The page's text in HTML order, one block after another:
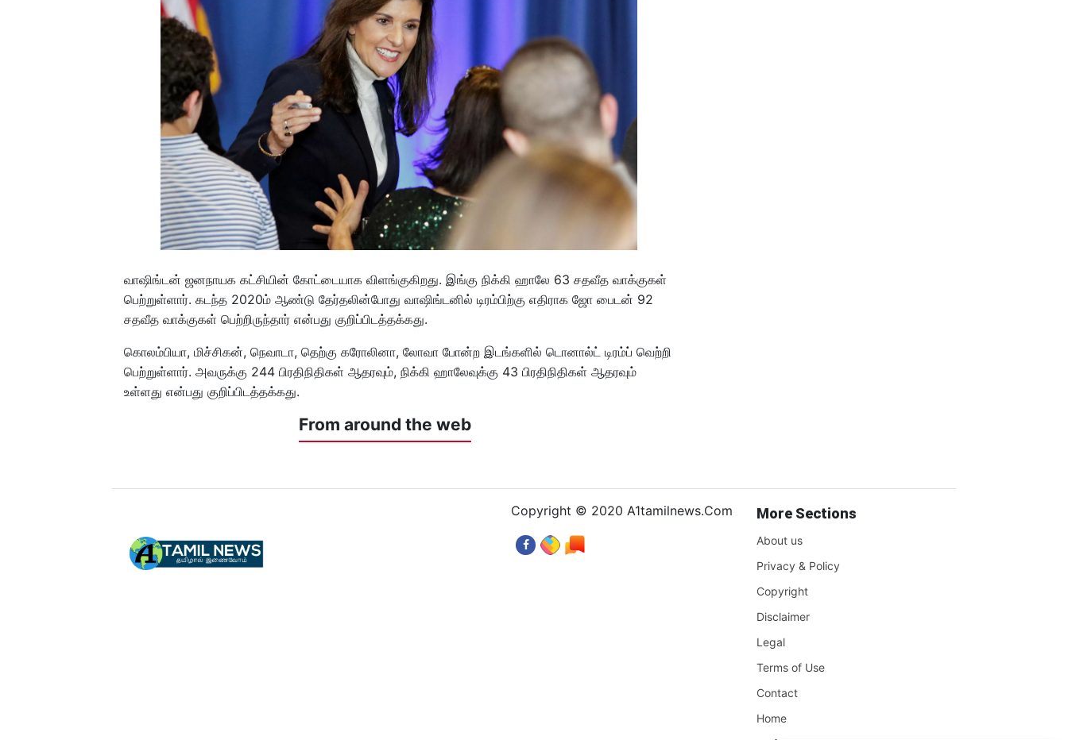
வாஷிங்டன் ஜனநாயக கட்சியின் கோட்டையாக விளங்குகிறது. இங்கு நிக்கி ஹாலே 63 சதவீத வாக்குகள்
பெற்றுள்ளார். கடந்த 2020ம் ஆண்டு தேர்தலின்போது வாஷிங்டனில் டிரம்பிற்கு எதிராக ஜோ பைடன் 92
சதவீத வாக்குகள் பெற்றிருந்தார் என்பது குறிப்பிடத்தக்கது.
கொலம்பியா, மிச்சிகன், நெவாடா, தெற்கு கரோலினா, லோவா போன்ற இடங்களில் டொனால்ட் டிரம்ப் வெற்றி
பெற்றுள்ளார். அவருக்கு 244 பிரதிநிதிகள் ஆதரவும், நிக்கி ஹாலேவுக்கு 43 பிரதிநிதிகள் ஆதரவும்
உள்ளது என்பது குறிப்பிடத்தக்கது.
From around the web
Copyright © 2020 A1tamilnews.Com More Sections
About us
Privacy & Policy
Copyright
Disclaimer
Legal
Terms of Use
Contact
Home